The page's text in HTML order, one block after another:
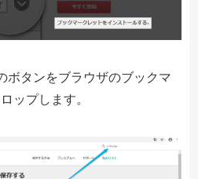
ボタンをブラウザのブックマ
ップします。